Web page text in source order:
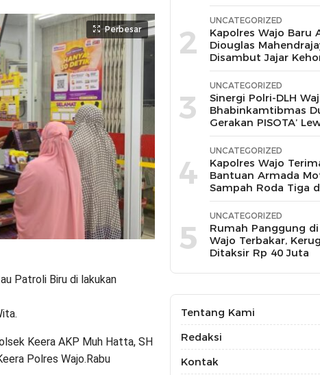
Perbesar
Patroli Biru di lakukan
Keera AKP Muh Hatta, SH
Polres Wajo.Rabu
2
UNCATEGORIZED
Kapolres Wajo Baru
Diouglas
Disambut Jajar
dan Tari Padduppa
3
UNCATEGORIZED
Sinergi Polri-DLH
Bhabinkamtibmas
Gerakan PISOTA’
Motor Sampah
4
UNCATEGORIZED
Kapolres Wajo
Bantuan Armada
Sampah Roda Tiga
untuk Dukung
Peduli Lingkungan
5
UNCATEGORIZED
Rumah Panggung di
Wajo Terbakar,
Ditaksir Rp 40 Juta
Tentang Kami
Redaksi
Kontak